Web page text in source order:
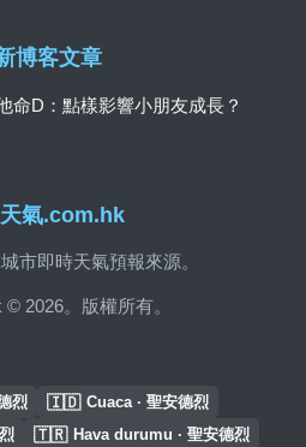
氣.com.hk
市即時天氣預報來源。
2026。版權所有。
博客文章
命D：點樣影響小朋友成長？
烈 🇮🇩 Cuaca · 聖安德烈
🇹🇷 Hava durumu · 聖安德烈